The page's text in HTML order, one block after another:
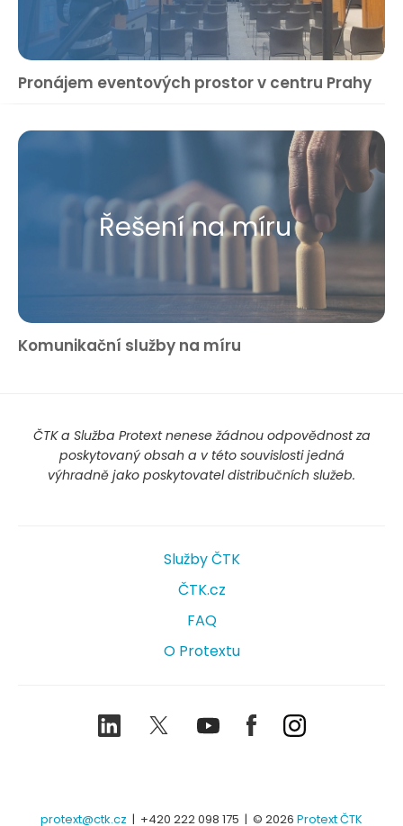
Pronájem eventových prostor v centru Prahy
Řešení na míru
Komunikační služby na míru
ČTK a Služba Protext nenese žádnou odpovědnost za
poskytovaný obsah a v této souvislosti jedná
výhradně jako poskytovatel distribučních služeb.
Služby ČTK
ČTK.cz
FAQ
O Protextu
LinkedIn TwitterYoutubeFacebookInstagram
protext@ctk.cz | +420 222 098 175 | © 2026 Protext ČTK